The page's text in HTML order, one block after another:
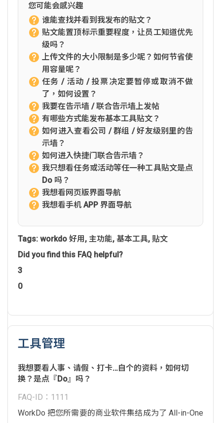
您可能会感兴趣
谁能查找并看到我发布的贴文？
贴文能置顶标示重要程度，让员工知道优先
级吗？
上传文件的大小限制是多少呢？如何节省使
用容量呢？
任务 / 活动 / 投票决定要暂停或取消不做
了，如何设置？
我要在告示墙 / 联合告示墙上发帖
有哪些方式能发布基本工具贴文？
如何进入查看公司 / 群组 / 好友级别里的告
示墙？
如何进入快捷门联合告示墙？
我只想看任务或活动等任一种工具贴文是点
Do 吗？
我想看网页版界面导航
我想看手机 APP 界面导航
Tags: workdo 好用, 主功能, 基本工具, 貼文
Did you find this FAQ helpful?
3
0
工具管理
我想要看人事、请假、打卡…自个的资料，如何切
换？是点『Do』吗？
FAQ-ID：1111
WorkDo 把您所需要的商业软件集结成为了 All-in-One